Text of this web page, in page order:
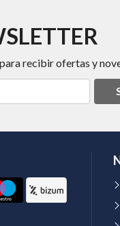
recibir ofertas y